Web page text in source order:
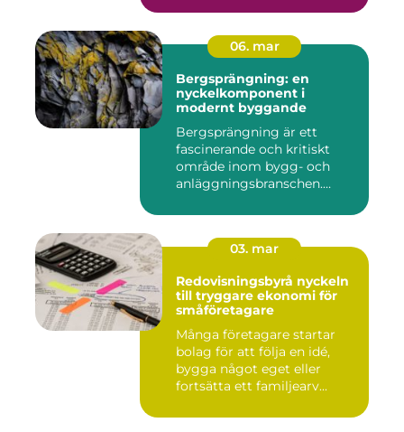
06. mar
Bergsprängning: en
nyckelkomponent i
modernt byggande
Bergsprängning är ett
fascinerande och kritiskt
område inom bygg- och
anläggningsbranschen.
03. mar
Redovisningsbyrå nyckeln
till tryggare ekonomi för
småföretagare
Många företagare startar
bolag för att följa en idé,
bygga något eget eller
fortsätta ett familjearv...